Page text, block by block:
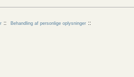
Behandling af personlige oplysninger